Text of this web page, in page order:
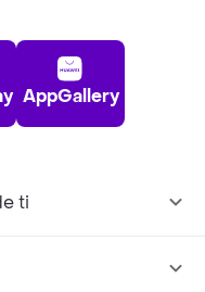
AppGallery
ti